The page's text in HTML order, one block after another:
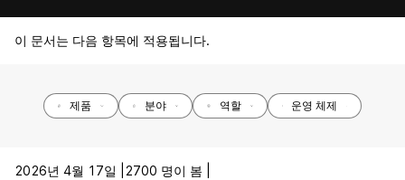
이 문서는 다음 항목에 적용됩니다.
제품 분야 역할 운영 체제
2026년 4월 17일 |
2700 명이 봄 |